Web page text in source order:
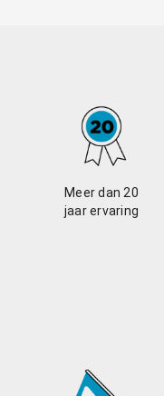
Meer dan 20
jaar ervaring